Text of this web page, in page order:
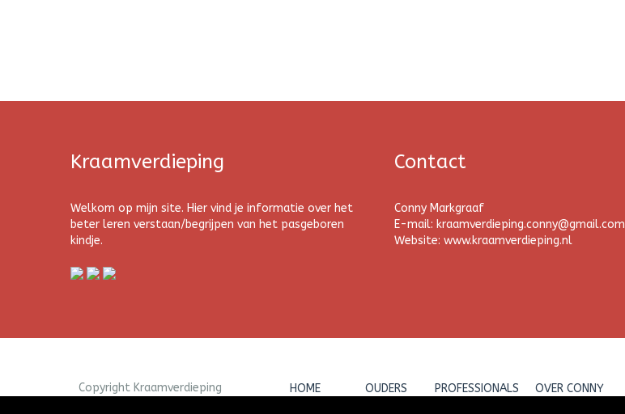
Kraamverdieping
Welkom op mijn site. Hier vind je informatie over het
beter leren verstaan/begrijpen van het pasgeboren
kindje.
Contact
Conny Markgraaf
E-mail: kraamverdieping.conny@gmail.com
Website: www.kraamverdieping.nl
Copyright Kraamverdieping HOME OUDERS PROFESSIONALS OVER CONNY